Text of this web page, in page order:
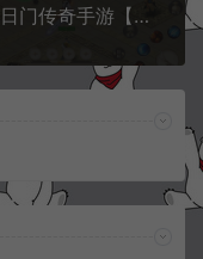
白日门传奇手游【霸者仙境三职业】7月最新整理Win一键服务端+自动回收+多时装+GM后台+安卓苹果双端+详细搭建教程